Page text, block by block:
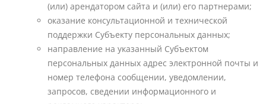
(или) арендатором сайта и (или) его партнерами;
оказание консультационной и технической
поддержки Субъекту персональных данных;
направление на указанный Субъектом
персональных данных адрес электронной почты и
номер телефона сообщении, уведомлении,
запросов, сведении информационного и